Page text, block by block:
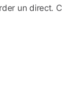
un direct.